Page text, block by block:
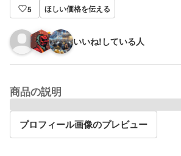
5 ほしい価格を伝える
いいね!している人
商品の説明
プロフィール画像のプレビュー